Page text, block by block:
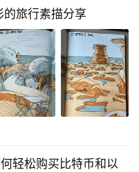
的旅行素描分享
轻松购买比特币和以